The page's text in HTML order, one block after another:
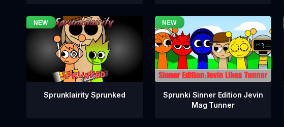
Sprunklairity Sprunked
Sprunki Sinner Edition Jevin
Mag Tunner